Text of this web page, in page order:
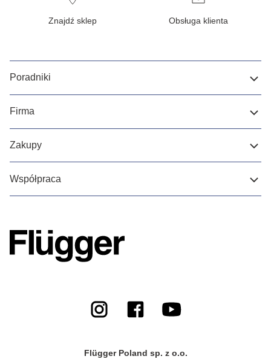
Znajdź sklep Obsługa klienta
Poradniki
Firma
Zakupy
Współpraca
Flügger Poland sp. z o.o.